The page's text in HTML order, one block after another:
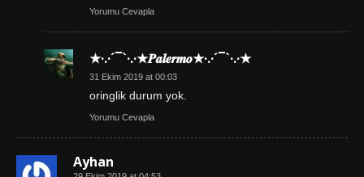
Yorumu Cevapla
★·.·´¯`·.·★𝑷𝒂𝒍𝒆𝒓𝒎𝒐★·.·´¯`·.·★
31 Ekim 2019 at 00:03
oringlik durum yok.
Yorumu Cevapla
Ayhan